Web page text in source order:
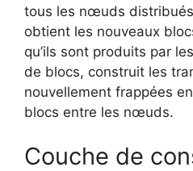
tous les nœuds
obtient les nouveaux
qu’ils sont produits par
de blocs, construit les
nouvellement frappées
blocs entre les nœuds.
Couche de